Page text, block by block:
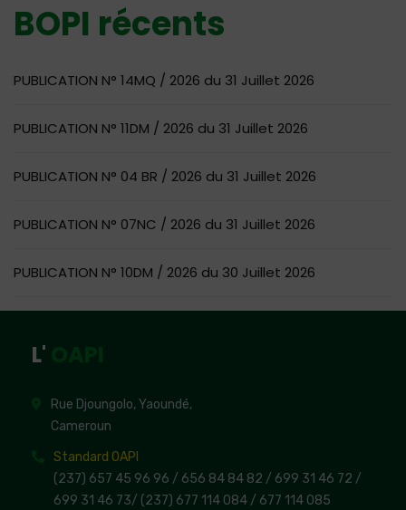
BOPI récents
PUBLICATION N° 14MQ / 2026 du 31 Juillet 2026
PUBLICATION N° 11DM / 2026 du 31 Juillet 2026
PUBLICATION N° 04 BR / 2026 du 31 Juillet 2026
PUBLICATION N° 07NC / 2026 du 31 Juillet 2026
PUBLICATION N° 10DM / 2026 du 30 Juillet 2026
L'
Rue Djoungolo, Yaoundé,
Cameroun
Standard OAPI
(237) 657 45 96 96 / 656 84 84 82 / 699 31 46 72 /
699 31 46 73/ (237) 677 114 084 / 677 114 085